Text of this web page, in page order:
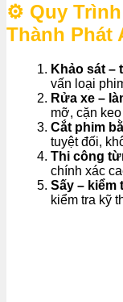
⚙️ Quy Trình
Thành Phát
Khảo sát –
vấn loại
Rửa xe –
mỡ, cặn keo
Cắt phim
tuyệt đối,
Thi công
chính xác
Sấy – kiểm
kiểm tra kỹ